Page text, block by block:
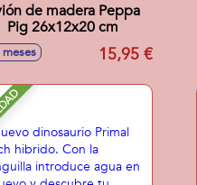
de madera Peppa
Pig 26x12x20 cm
meses 15,95 €